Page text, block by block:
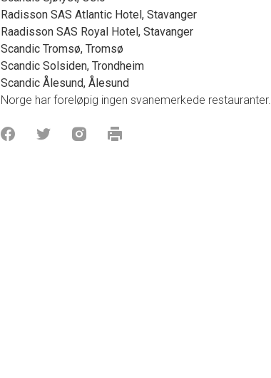
Radisson SAS Atlantic Hotel, Stavanger
Raadisson SAS Royal Hotel, Stavanger
Scandic Tromsø, Tromsø
Scandic Solsiden, Trondheim
Scandic Ålesund, Ålesund
Norge har foreløpig ingen svanemerkede restauranter.